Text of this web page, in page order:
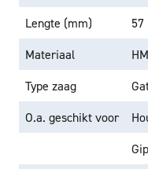
Lengte (mm)
57
Materiaal
HM
Type zaag
O.a. geschikt voor